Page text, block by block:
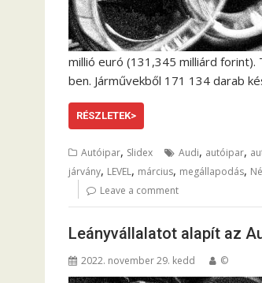
millió euró (131,345 milliárd
ben. Járművekből 171 134 darab
RÉSZLETEK>
Autóipar, Slidex Audi, autóipar,
járvány, LEVEL, március, megállapodás,
Leave a comment
Leányvállalatot alapít az
2022. november 29. kedd ©